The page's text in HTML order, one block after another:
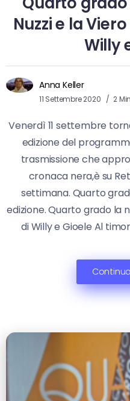
Nuzzi e la
Willy
Anna Keller
11 Settembre 2020 2
Venerdì 11 settembre
edizione del
trasmissione che
cronaca nera,è su
settimana. Quarto
edizione. Quarto grado la
di Willy e Gioele Al